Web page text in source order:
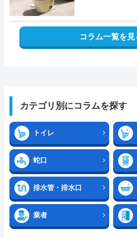
コラム一覧を見
カテゴリ別にコラムを探す
トイレ
蛇口
排水管・排水口
業者